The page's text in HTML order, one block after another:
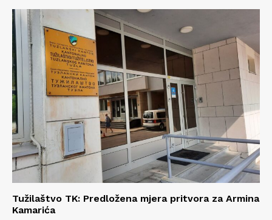
Tužilaštvo TK: Predložena mjera pritvora za Armina
Kamarića